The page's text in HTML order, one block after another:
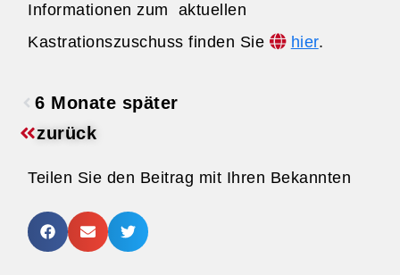
Informationen zum aktuellen
Kastrationszuschuss finden Sie
hier.
6 Monate später
zurück
Teilen Sie den Beitrag mit Ihren Bekannten